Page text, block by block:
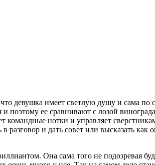
девушка имеет светлую душу и сама
ее сравнивают с лозой
командные нотки и управляет
в разговор и дать совет или высказать
Она сама того не подозревая